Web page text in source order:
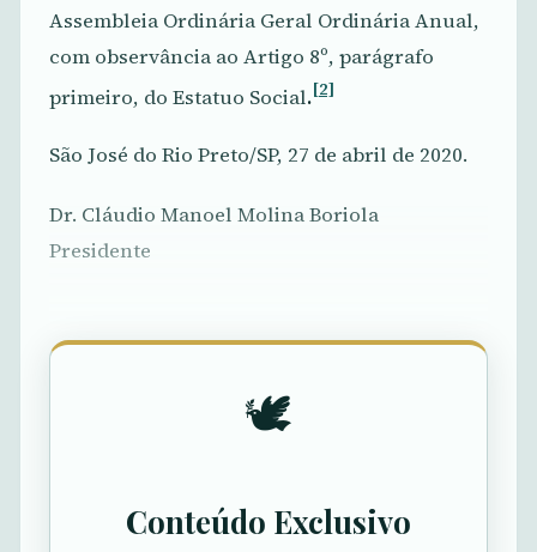
Assembleia Ordinária Geral Ordinária Anual,
com observância ao Artigo 8º, parágrafo
primeiro, do Estatuo Social.[2]
São José do Rio Preto/SP, 27 de abril de 2020.
Dr. Cláudio Manoel Molina Boriola
Presidente
🕊️
Conteúdo Exclusivo